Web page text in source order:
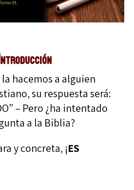
hacemos a alguien
su respuesta será:
– Pero ¿ha intentado
a la Biblia?
y concreta, ¡ES